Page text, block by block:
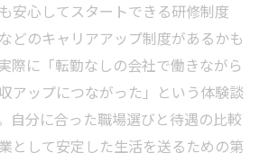
安心してスタートできる研修制度
どのキャリアアップ制度があるかも
際に「転勤なしの会社で働きながら
アップにつながった」という体験談
自分に合った職場選びと待遇の比較
として安定した生活を送るための第